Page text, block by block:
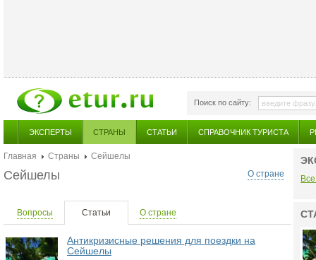
Поиск по сайту:
ЭКСПЕРТЫ СТРАНЫ СТАТЬИ СПРАВОЧНИК ТУРИСТА
Главная Страны
Сейшелы
О стране
Сейшелы
Вопросы Статьи О стране
Антикризисные решения для поездки на
Сейшелы